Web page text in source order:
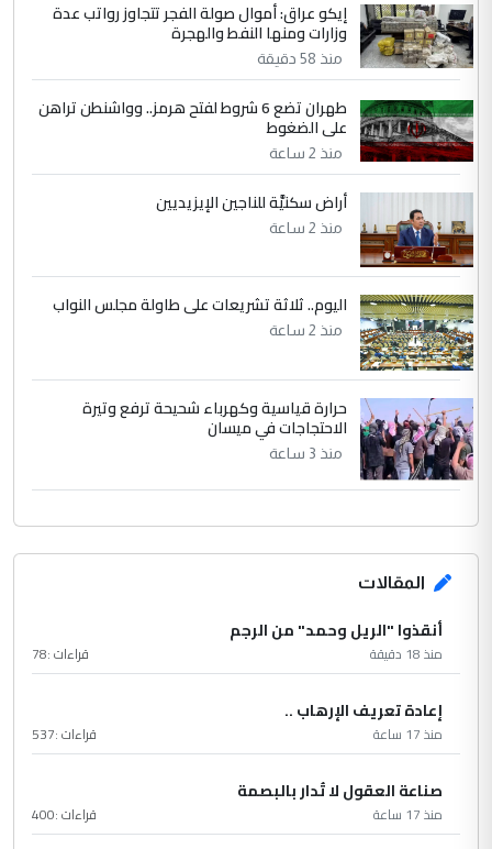
نتشرف بلقاء السيد احمد الصافي في العتبات
الحسنية لزرع ...
الموضوع :
مكتب السيد احمد الصافي : لا يوجود
لدينا اي حساب على الفيس بوك وتويتر
إيكو عراق: أموال صولة الفجر تتجاوز رواتب عدة
وزارات ومنها النفط والهجرة
منذ 58 دقيقة
طهران تضع 6 شروط لفتح هرمز.. وواشنطن تراهن
على الضغوط
منذ 2 ساعة
أراض سكنيَّة للناجين الإيزيديين
منذ 2 ساعة
اليوم.. ثلاثة تشريعات على طاولة مجلس النواب
منذ 2 ساعة
حرارة قياسية وكهرباء شحيحة ترفع وتيرة
الاحتجاجات في ميسان
منذ 3 ساعة
المقالات
أنقذوا "الريل وحمد" من الرجم
منذ 18 دقيقة قراءات :78
إعادة تعريف الإرهاب ..
منذ 17 ساعة قراءات :537
صناعة العقول لا تُدار بالبصمة
منذ 17 ساعة قراءات :400